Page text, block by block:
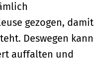
gezogen, damit
Deswegen kann
auffalten und